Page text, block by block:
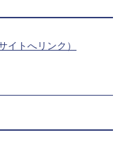
イトへリンク）